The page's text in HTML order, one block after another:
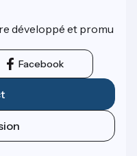
développé et promu
Facebook